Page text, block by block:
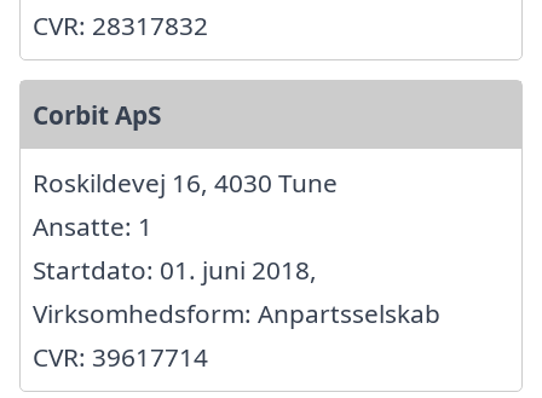
CVR: 28317832
Corbit ApS
Roskildevej 16, 4030 Tune
Ansatte: 1
Startdato: 01. juni 2018,
Virksomhedsform: Anpartsselskab
CVR: 39617714